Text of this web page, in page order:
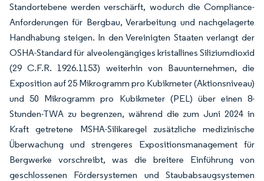
Standortebene werden verschärft, wodurch die Compliance-
Anforderungen für Bergbau, Verarbeitung und nachgelagerte
Handhabung steigen. In den Vereinigten Staaten verlangt der
OSHA-Standard für alveolengängiges kristallines Siliziumdioxid
(29 C.F.R. 1926.1153) weiterhin von Bauunternehmen, die
Exposition auf 25 Mikrogramm pro Kubikmeter (Aktionsniveau)
und 50 Mikrogramm pro Kubikmeter (PEL) über einen 8-
Stunden-TWA zu begrenzen, während die zum Juni 2024 in
Kraft getretene MSHA-Silikaregel zusätzliche medizinische
Überwachung und strengeres Expositionsmanagement für
Bergwerke vorschreibt, was die breitere Einführung von
geschlossenen Fördersystemen und Staubabsaugsystemen